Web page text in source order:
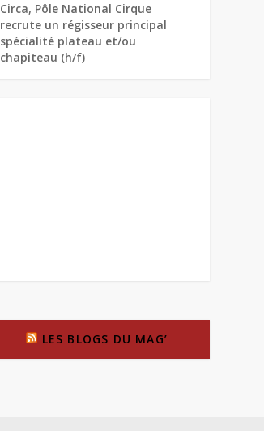
Circa, Pôle National Cirque
recrute un régisseur principal
spécialité plateau et/ou
chapiteau (h/f)
LES BLOGS DU MAG’